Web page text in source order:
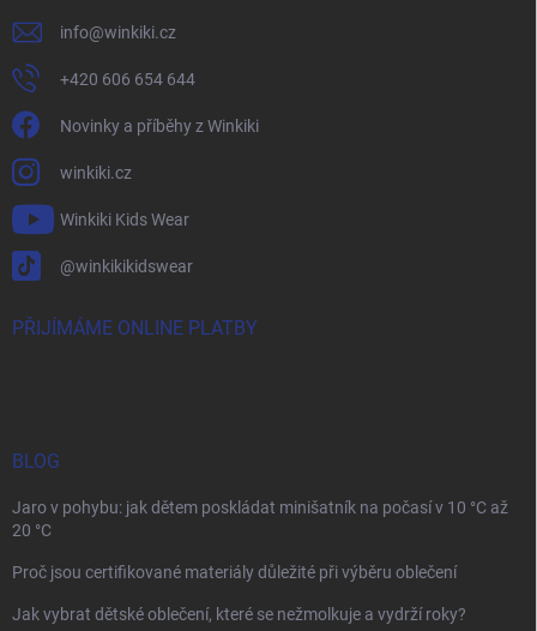
info@winkiki.cz
+420 606 654 644
Novinky a příběhy z Winkiki
winkiki.cz
Winkiki Kids Wear
@winkikikidswear
PŘIJÍMÁME ONLINE PLATBY
BLOG
Jaro v pohybu: jak dětem poskládat minišatník na počasí v 10 °C až
20 °C
Proč jsou certifikované materiály důležité při výběru oblečení
Jak vybrat dětské oblečení, které se nežmolkuje a vydrží roky?